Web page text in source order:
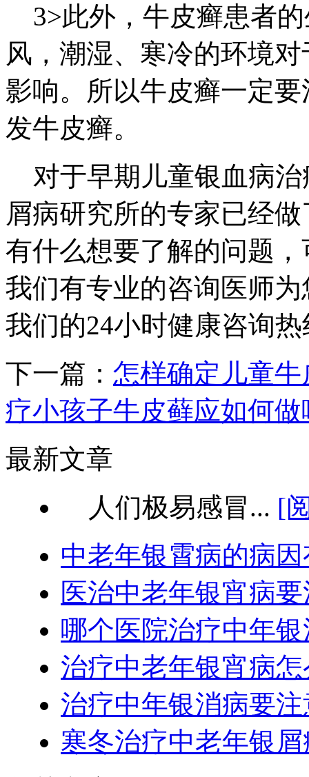
3>此外，牛皮癣患者
风，潮湿、寒冷的环境
影响。所以牛皮癣一定
发牛皮癣。
对于早期儿童银血病治
屑病研究所的专家已经
有什么想要了解的问题
我们有专业的咨询医师
我们的24小时健康咨询
下一篇： 怎样确定儿童
疗小孩子牛皮藓应如何做
最新文章
人们极易感冒... [
中老年银霄病的病
医治中老年银宵病
哪个医院治疗中年
治疗中老年银宵病
治疗中年银消病要
寒冬治疗中老年银